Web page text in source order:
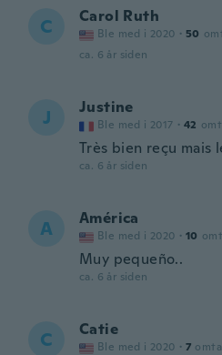
C Carol Ruth
Ble med i 2020 · 50
ca. 6 år siden
J Justine
Ble med i 2017 · 42
Très bien reçu mais
ca. 6 år siden
A América
Ble med i 2020 · 10
Muy pequeño..
ca. 6 år siden
C Catie
Ble med i 2020 · 7